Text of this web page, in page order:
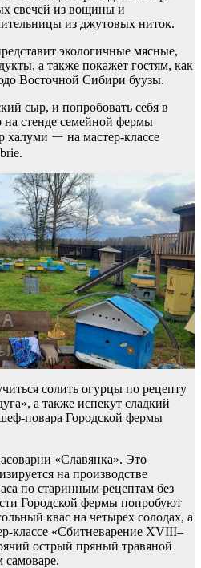
свечей из вощины и
из джутовых ниток.
экологичные мясные,
а также покажет гостям, как
Восточной Сибири буузы.
сыр, и попробовать себя в
на стенде семейной фермы
халуми ー на мастер-классе
солить огурцы по рецепту
а также испекут сладкий
повара Городской фермы
«Славянка». Это
на производстве
по старинным рецептам без
Городской фермы попробуют
квас на четырех солодах, а
классе «Сбитневарение XVIII–
острый пряный травяной
самоваре.